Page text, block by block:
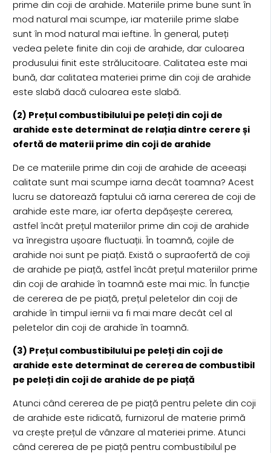
prime din coji de arahide. Materiile prime bune sunt în
mod natural mai scumpe, iar materiile prime slabe
sunt în mod natural mai ieftine. În general, puteți
vedea pelete finite din coji de arahide, dar culoarea
produsului finit este strălucitoare. Calitatea este mai
bună, dar calitatea materiei prime din coji de arahide
este slabă dacă culoarea este slabă.
(2) Prețul combustibilului pe peleți din coji de
arahide este determinat de relația dintre cerere și
ofertă de materii prime din coji de arahide
De ce materiile prime din coji de arahide de aceeași
calitate sunt mai scumpe iarna decât toamna? Acest
lucru se datorează faptului că iarna cererea de coji de
arahide este mare, iar oferta depășește cererea,
astfel încât prețul materiilor prime din coji de arahide
va înregistra ușoare fluctuații. În toamnă, cojile de
arahide noi sunt pe piață. Există o supraofertă de coji
de arahide pe piață, astfel încât prețul materiilor prime
din coji de arahide în toamnă este mai mic. În funcție
de cererea de pe piață, prețul peletelor din coji de
arahide în timpul iernii va fi mai mare decât cel al
peletelor din coji de arahide în toamnă.
(3) Prețul combustibilului pe peleți din coji de
arahide este determinat de cererea de combustibil
pe peleți din coji de arahide de pe piață
Atunci când cererea de pe piață pentru pelete din coji
de arahide este ridicată, furnizorul de materie primă
va crește prețul de vânzare al materiei prime. Atunci
când cererea de pe piață pentru combustibilul pe